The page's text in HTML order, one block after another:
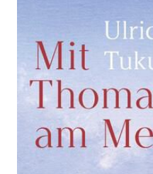
Mit Thomas
Zur Wunschliste
Thomas Mann
Verlag: S. FISCHER